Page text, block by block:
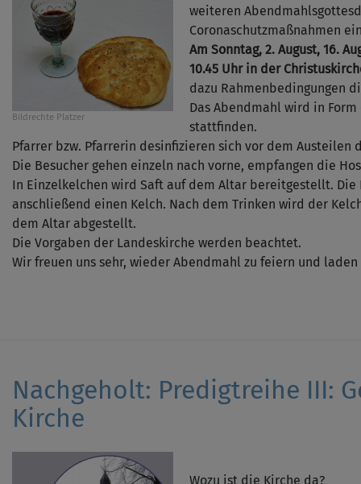
Bildrechte Platzer
weiteren
Coronaschutzmaßnahmen
Am Sonntag, 2. August, 16.
10.45 Uhr in der
dazu Rahmenbedingungen
Das Abendmahl wird in
stattfinden.
Pfarrer bzw. Pfarrerin desinfizieren sich vor dem Austeilen
Die Besucher gehen einzeln nach vorne, empfangen die
In Einzelkelchen wird Saft auf dem Altar bereitgestellt. Die
anschließend einen Kelch. Nach dem Trinken wird der
dem Altar abgestellt.
Die Vorgaben der Landeskirche werden beachtet.
Wir freuen uns sehr, wieder Abendmahl zu feiern und
Nachgeholt: Predigtreihe III:
Kirche
Wozu ist die Kirche da?